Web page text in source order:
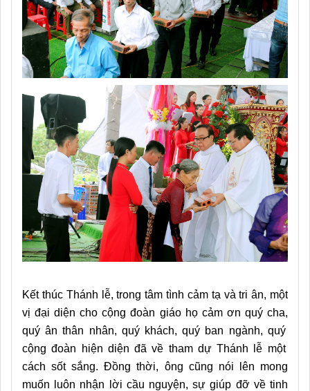
Kết thúc Thánh lễ, trong tâm tình cảm tạ và tri ân, một
vị đại diện cho cộng đoàn giáo họcảm ơn quý cha,
quý ân thân nhân, quýkhách, quý ban ngành, quý
cộng đoàn hiện diện đã về tham dự Thánh lễ một
cách sốt sắng. Đồng thời, ông cũng nói lên mong
muốn luôn nhận lời cầu nguyện, sự giúp đỡ về tinh